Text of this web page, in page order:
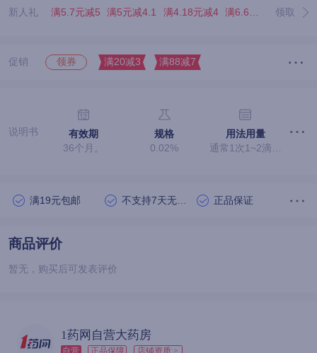
新人礼 领取
满5.7元减5 满5元减4.1 满4.18元减4 满6.67元减5.07 满
促销 领券 满20减3 满88减7
说明书
有效期
36个月。
规格
0.02%
用法用量
满19元包邮 正品保证
商品评价
暂无，购买后可发表评价
1药网自营大药房